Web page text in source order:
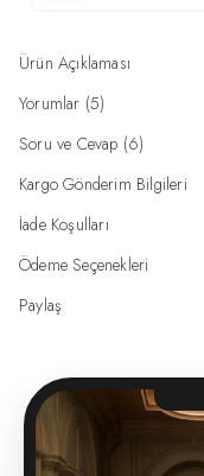
Ürün Açıklaması
Yorumlar (5)
Soru ve Cevap (6)
Kargo Gönderim Bilgileri
İade Koşulları
Ödeme Seçenekleri
Paylaş